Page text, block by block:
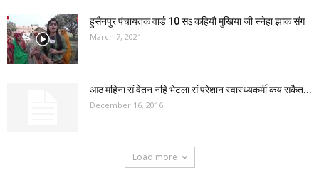
हुसैनपुर पंचायतक वार्ड 10 सऽ कहियौ मुखिया जी स्नेहा झाक संग
March 7, 2021
आठ महिना सं वेतन नहि भेटला सं परेशान स्वास्थ्यकर्मी कय सकैत...
December 16, 2016
Load more